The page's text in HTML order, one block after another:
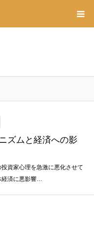
ズムと経済への影
資家心理を急激に悪化させて
経済に悪影響…